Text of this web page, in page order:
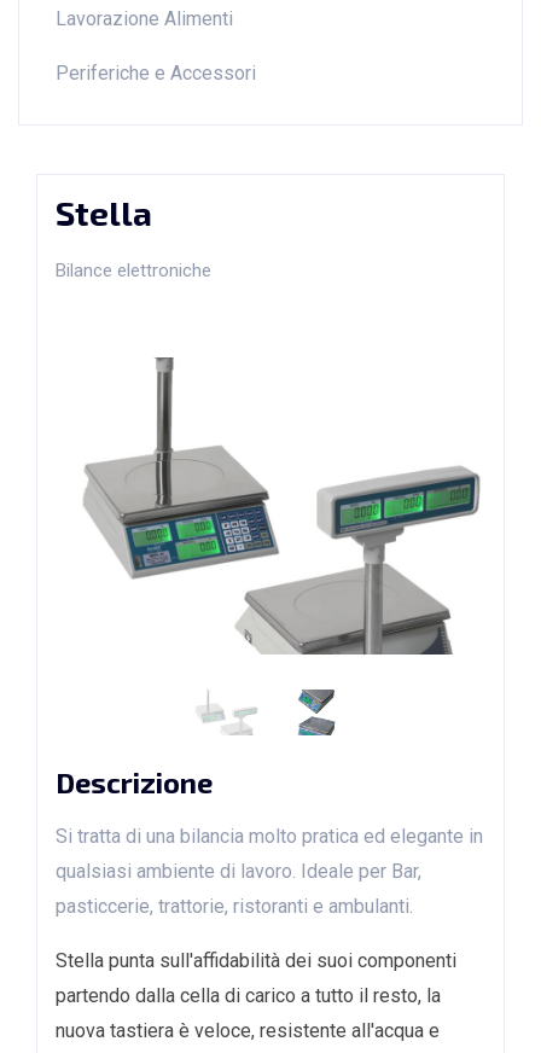
Lavorazione Alimenti
Periferiche e Accessori
Stella
Bilance elettroniche
Descrizione
Si tratta di una bilancia molto pratica ed elegante in
qualsiasi ambiente di lavoro. Ideale per Bar,
pasticcerie, trattorie, ristoranti e ambulanti.
Stella punta sull'affidabilità dei suoi componenti
partendo dalla cella di carico a tutto il resto, la
nuova tastiera è veloce, resistente all'acqua e